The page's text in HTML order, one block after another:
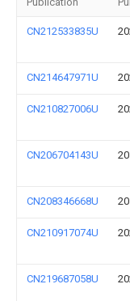
CN212533835U
CN214647971U
CN210827006U
CN206704143U
CN208346668U
CN210917074U
CN219687058U